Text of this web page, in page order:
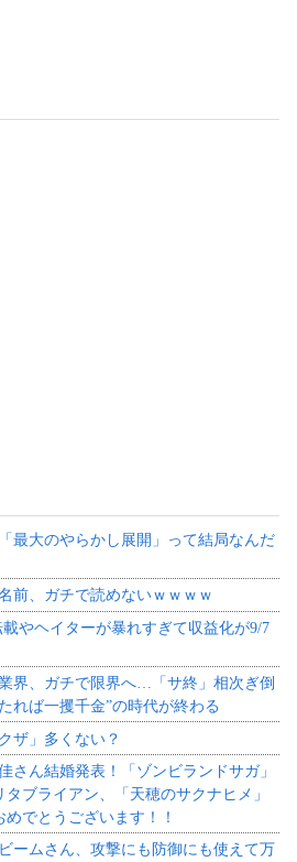
最大のやらかし展開」って結局なんだ
前、ガチで読めないｗｗｗｗ
やヘイターが暴れすぎて収益化が9/7
界、ガチで限界へ…「サ終」相次ぎ倒
ば一攫千金”の時代が終わる
ザ」多くない？
さん結婚発表！「ゾンビランドサガ」
ブライアン、「天穂のサクナヒメ」
でとうございます！！
ームさん、攻撃にも防御にも使えて万